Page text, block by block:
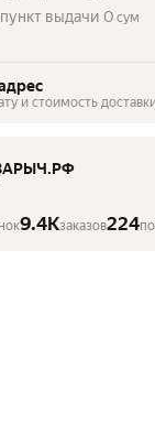
пункт выдачи 0 сум
и стоимость
9.4Kзаказов224